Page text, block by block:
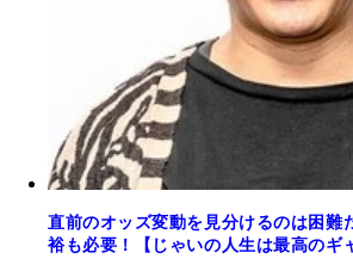
直前のオッズ変動を見分けるのは困難
裕も必要！【じゃいの人生は最高のギ